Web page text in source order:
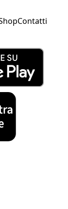
Contatti